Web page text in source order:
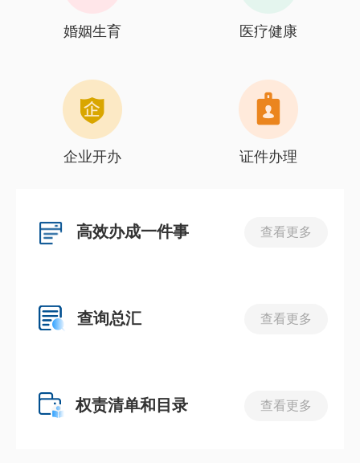
婚姻生育 医疗健康
企业开办 证件办理
高效办成一件事 查看更多
查询总汇 查看更多
权责清单和目录 查看更多